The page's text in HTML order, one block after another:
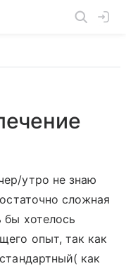
утро не знаю
сложная
бы хотелось
опыт, так как
как